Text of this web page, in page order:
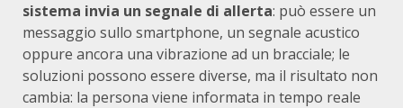
sistema invia un segnale di allerta: può essere un
messaggio sullo smartphone, un segnale acustico
oppure ancora una vibrazione ad un bracciale; le
soluzioni possono essere diverse, ma il risultato non
cambia: la persona viene informata in tempo reale